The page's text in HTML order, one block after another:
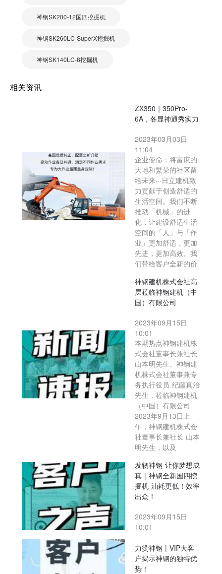
神钢SK200-12国四挖掘机
神钢SK260LC SuperX挖掘机
神钢SK140LC-8挖掘机
相关资讯
ZX350｜350Pro-
6A，各显神通秀实力
2023年03月03日
11:04
企业使命：将富庶的
大地和繁荣的社区留
给未来···日立建机致
力贡献于创造舒适的
生活空间。我们不断
推动「机械」的进
化，让建设舒适生活
空间的「人」与「作
业」更加舒适，更加
先进，更加高效。我
们带给客户全新的价
神钢建机株式会社高
层莅临神钢建机（中
国）有限公司
2023年09月15日
10:01
本期热点神钢建机株
式会社董事长兼社长
山本明先生、神钢建
机株式会社董事兼专
务执行役员 纪藤真治
先生，莅临神钢建机
（中国）有限公司
2023年9月13日上
午，神钢建机株式会
社董事长兼社长 山本
明先生，以及
发轫神钢 让你梦想成
真 | 神钢全新国四挖
掘机 油耗更低！效率
出众！
2023年09月15日
10:01
力赞神钢 | VIP大客
户揭示神钢的独特优
势！